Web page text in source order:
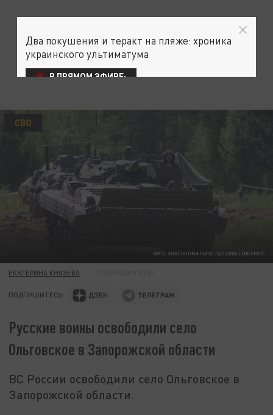
ФОТО: SHATOKHINA NATALIA/GLOBALLOOKPRESS
СВО
ЕКАТЕРИНА КНЯЗЕВА
ПОДПИШИТЕСЬ:
Русские воины освободили село
Ольговское в Запорожской области
ВС России освободили село Ольговское в
Запорожской области.
Два покушения и теракт на пляже: хроника
украинского ультиматума
В ПРЯМОМ ЭФИРЕ: